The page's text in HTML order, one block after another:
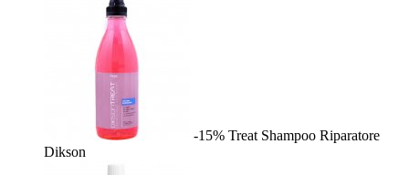
-15% Treat Shampoo Riparatore
Dikson